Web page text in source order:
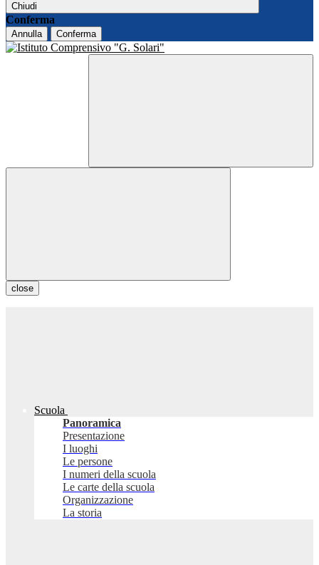
Chiudi
Conferma
Annulla Conferma
close
Scuola
Panoramica
Presentazione
I luoghi
Le persone
I numeri della scuola
Le carte della scuola
Organizzazione
La storia